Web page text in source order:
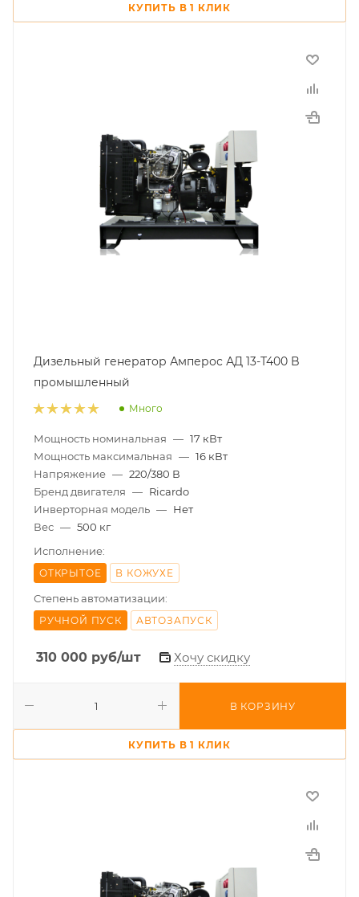
КУПИТЬ В 1 КЛИК
Дизельный генератор Амперос АД 13-Т400 B
промышленный
Много
Мощность номинальная — 17 кВт
Мощность максимальная — 16 кВт
Напряжение — 220/380 В
Бренд двигателя — Ricardo
Инверторная модель — Нет
Вес — 500 кг
Исполнение:
ОТКРЫТОЕ В КОЖУХЕ
Степень автоматизации:
РУЧНОЙ ПУСК АВТОЗАПУСК
310 000 руб/шт Хочу скидку
В КОРЗИНУ
КУПИТЬ В 1 КЛИК